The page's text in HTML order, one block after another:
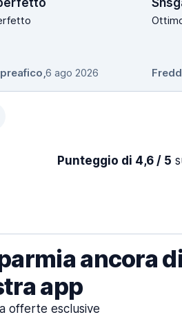
,6 ago 2026
Punteggio di 4,6 / 5
ancora
app
offerte esclusive